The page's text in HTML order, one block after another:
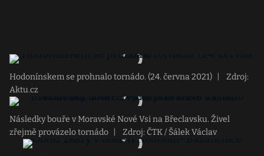
Hodonínskem se prohnalo tornádo. (24. června 2021)
Zdroj:
Aktu.cz
Následky bouře v Moravské Nové Vsi na Břeclavsku. Živel
zřejmě provázelo tornádo
Zdroj: ČTK / Šálek Václav